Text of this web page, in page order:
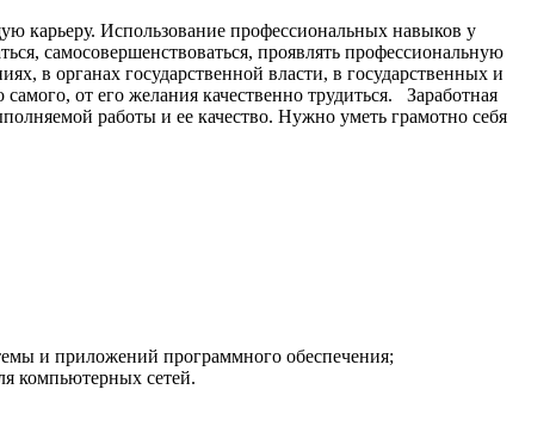
карьеру. Использование профессиональных навыков у
самосовершенствоваться, проявлять профессиональную
в органах государственной власти, в государственных и
от его желания качественно трудиться. Заработная
работы и ее качество. Нужно уметь грамотно себя
и приложений программного обеспечения;
компьютерных сетей.